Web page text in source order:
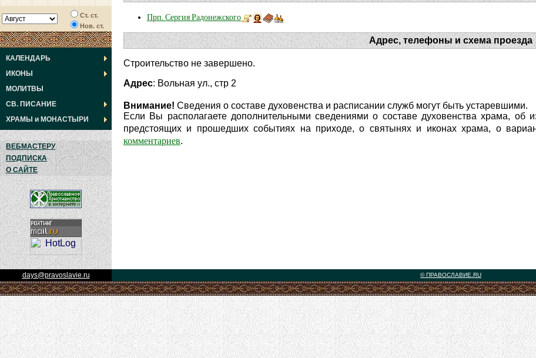
Ст. ст.
Нов. ст.
КАЛЕНДАРЬ
ИКОНЫ
МОЛИТВЫ
СВ. ПИСАНИЕ
ХРАМЫ и МОНАСТЫРИ
ВЕБМАСТЕРУ
ПОДПИСКА
О САЙТЕ
Прп. Сергия Радонежского
Адрес, телефоны и схема проезда
Строительство не завершено.
Адрес: Вольная ул., стр 2
Внимание! Сведения о составе духовенства и расписании служб могут быть устаревшими.
Если Вы располагаете дополнительными сведениями о составе духовенства храма, об
предстоящих и прошедших событиях на приходе, о святынях и иконах храма, о
комментариев.
days@pravoslavie.ru © ПРАВОСЛАВИЕ.RU